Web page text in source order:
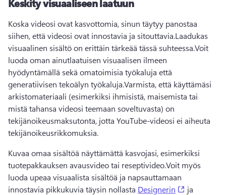
Keskity visuaaliseen laatuun
Koska videosi ovat kasvottomia, sinun täytyy panostaa
siihen, että videosi ovat innostavia ja sitouttavia.Laadukas
visuaalinen sisältö on erittäin tärkeää tässä suhteessa.Voit
luoda oman ainutlaatuisen visuaalisen ilmeen
hyödyntämällä sekä omatoimisia työkaluja että
generatiivisen tekoälyn työkaluja.Varmista, että käyttämäsi
arkistomateriaali (esimerkiksi ihmisistä, maisemista tai
mistä tahansa videosi teemaan soveltuvasta) on
tekijänoikeusmaksutonta, jotta YouTube-videosi ei aiheuta
tekijänoikeusrikkomuksia.
Kuvaa omaa sisältöä näyttämättä kasvojasi, esimerkiksi
tuotepakkauksen avausvideo tai reseptivideo.Voit myös
luoda upeaa visuaalista sisältöä ja napsauttamaan
innostavia pikkukuvia täysin nollasta Designerin (opens in
ja